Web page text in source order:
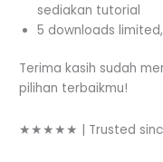
sediakan tutorial
5 downloads
Terima kasih sudah
pilihan terbaikmu!
★★★★★ | Trusted